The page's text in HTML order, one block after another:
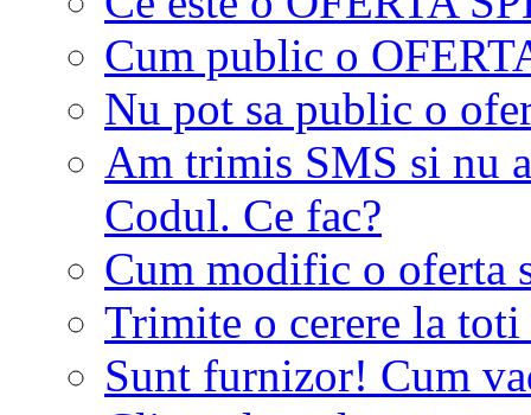
Cum public o
Nu pot sa public o
Am trimis SMS si nu
Codul. Ce fac?
Cum modific o oferta
Trimite o cerere la
Sunt furnizor! Cum